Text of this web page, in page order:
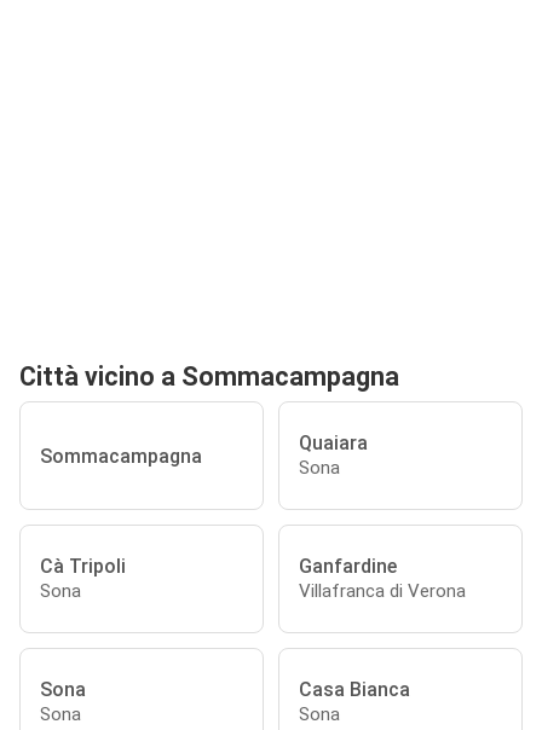
Città vicino a Sommacampagna
Sommacampagna
Quaiara
Sona
Cà Tripoli
Sona
Ganfardine
Villafranca di Verona
Sona
Sona
Casa Bianca
Sona